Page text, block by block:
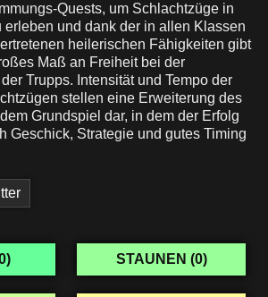
Quests, um Schlachtzüge in
erleben und dank der in allen Klassen
heilerischen Fähigkeiten gibt
Maß an Freiheit bei der
Trupps. Intensität und Tempo der
stellen eine Erweiterung des
Grundspiel dar, in dem der Erfolg
Geschick, Strategie und gutes Timing
) STAUNEN (0)